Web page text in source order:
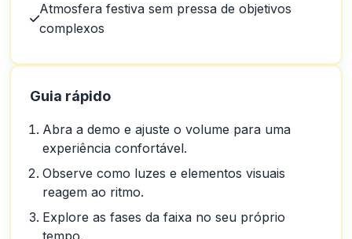
Atmosfera festiva sem pressa de objetivos
complexos
Guia rápido
Abra a demo e ajuste o volume para uma
experiência confortável.
Observe como luzes e elementos visuais
reagem ao ritmo.
Explore as fases da faixa no seu próprio
tempo.